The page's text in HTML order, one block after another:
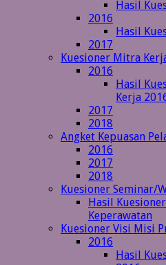
Hasil
2016
Hasil
2017
Kuesioner Mitra
2016
Hasil
Kerja
2017
2018
Angket Kepuasan
2016
2017
2018
Kuesioner Seminar/
Hasil
Keperawatan
Kuesioner Visi Misi
2016
Hasil